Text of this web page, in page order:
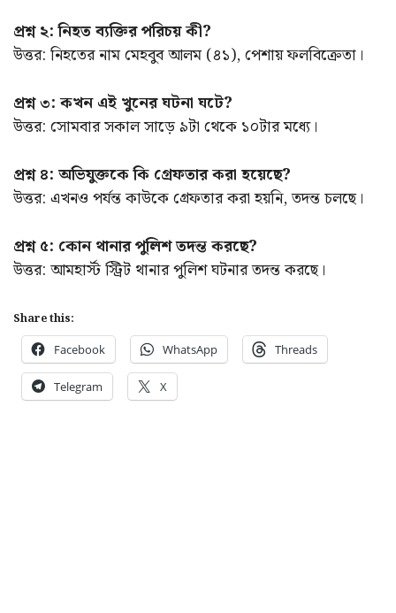
প্রশ্ন ২: নিহত ব্যক্তির পরিচয় কী?
উত্তর: নিহতের নাম মেহবুব আলম (৪১), পেশায় ফলবিক্রেতা।
প্রশ্ন ৩: কখন এই খুনের ঘটনা ঘটে?
উত্তর: সোমবার সকাল সাড়ে ৯টা থেকে ১০টার মধ্যে।
প্রশ্ন ৪: অভিযুক্তকে কি গ্রেফতার করা হয়েছে?
উত্তর: এখনও পর্যন্ত কাউকে গ্রেফতার করা হয়নি, তদন্ত চলছে।
প্রশ্ন ৫: কোন থানার পুলিশ তদন্ত করছে?
উত্তর: আমহার্স্ট স্ট্রিট থানার পুলিশ ঘটনার তদন্ত করছে।
Share this:
Facebook WhatsApp Threads
Telegram X